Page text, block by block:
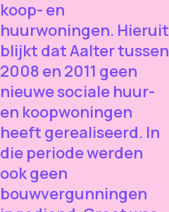
koop- en
huurwoningen. Hieruit
blijkt dat Aalter tussen
2008 en 2011 geen
nieuwe sociale huur-
en koopwoningen
heeft gerealiseerd. In
die periode werden
ook geen
bouwvergunningen